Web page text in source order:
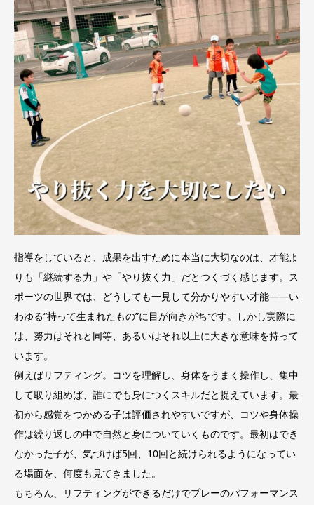
指導をしていると、成果を出すために本当に大切なのは、才能よ
りも「継続する力」や「やり抜く力」だとつくづく感じます。ス
ポーツの世界では、どうしても一見して分かりやすい才能――い
わゆる“持って生まれたもの”に目が向きがちです。しかし実際に
は、努力はそれと同等、あるいはそれ以上に大きな意味を持って
います。
例えばリフティング。コツを理解し、身体をうまく操作し、集中
して取り組めば、誰にでも身につくスキルだと捉えています。最
初から感覚をつかめる子は評価されやすいですが、コツや身体操
作は繰り返しの中で自然と身についていくものです。最初はでき
なかった子が、気づけば5回、10回と続けられるようになってい
る場面を、何度も見てきました。
もちろん、リフティングができるだけでプレーのパフォーマンス